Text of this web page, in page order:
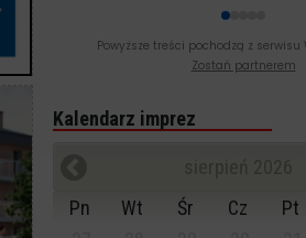
Powyższe treści pochodzą z serwisu
Zostań partnerem
Kalendarz imprez
Pn
Wt Śr Cz Pt